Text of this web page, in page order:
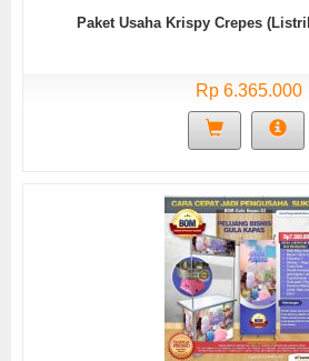
Paket Usaha Krispy Crepes
Rp 6.365.000